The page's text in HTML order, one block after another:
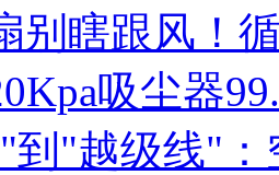
别瞎跟风！
吸尘器
到"越级线"